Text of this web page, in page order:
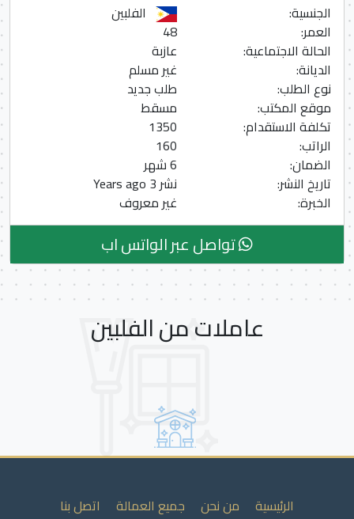
الجنسية:
الفلبين
العمر:
48
الحالة الاجتماعية:
عازبة
الديانة:
غير مسلم
نوع الطلب:
طلب جديد
موقع المكتب:
مسقط
تكلفة الاستقدام:
1350
الراتب:
160
الضمان:
6 شهر
تاريخ النشر:
نشر 3 Years ago
الخبرة:
غير معروف
تواصل عبر الواتس اب
عاملات من الفلبين
الرئيسية من نحن جميع العمالة اتصل بنا